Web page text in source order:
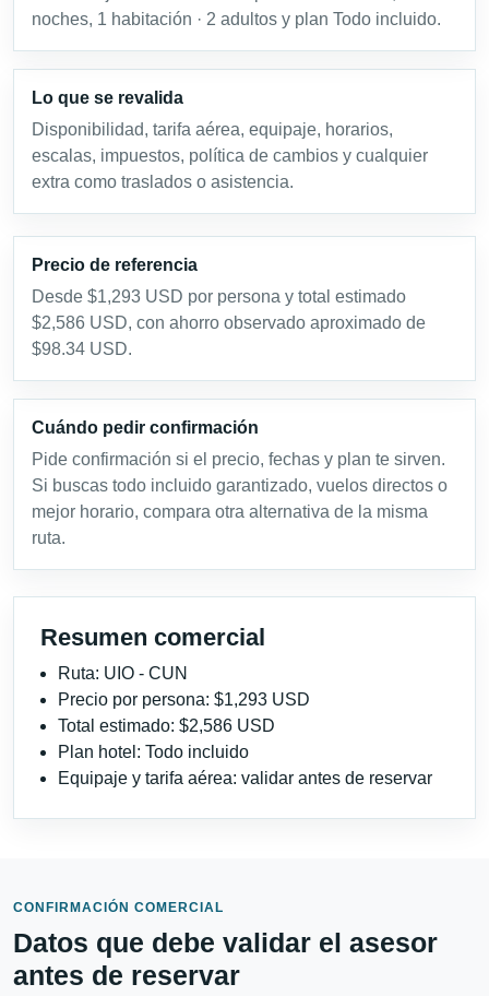
noches, 1 habitación · 2 adultos y plan Todo incluido.
Lo que se revalida
Disponibilidad, tarifa aérea, equipaje, horarios,
escalas, impuestos, política de cambios y cualquier
extra como traslados o asistencia.
Precio de referencia
Desde $1,293 USD por persona y total estimado
$2,586 USD, con ahorro observado aproximado de
$98.34 USD.
Cuándo pedir confirmación
Pide confirmación si el precio, fechas y plan te sirven.
Si buscas todo incluido garantizado, vuelos directos o
mejor horario, compara otra alternativa de la misma
ruta.
Resumen comercial
Ruta: UIO - CUN
Precio por persona: $1,293 USD
Total estimado: $2,586 USD
Plan hotel: Todo incluido
Equipaje y tarifa aérea: validar antes de reservar
CONFIRMACIÓN COMERCIAL
Datos que debe validar el asesor
antes de reservar